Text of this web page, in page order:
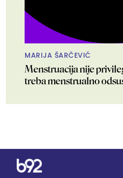
MARIJA ŠARČEVIĆ
Menstruacija nije
treba menstrualno